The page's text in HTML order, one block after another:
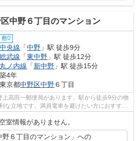
中野６丁目のマンション
敷0
中央線 「中野 」駅 徒歩9分
総武線 「東中野 」駅 徒歩12分
丸ノ内線 「新中野 」駅 徒歩15分
築4年
東京都中野区中野６丁目
高田一郵便局があります。駅から徒歩9分の物
な立地です。満員電車を避けたい方におすすめ
室情報がありません。
野６丁目のマンション」への